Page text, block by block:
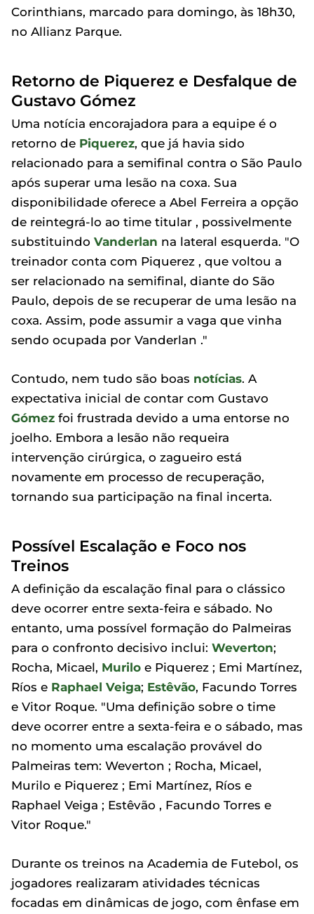
Corinthians, marcado para domingo, às 18h30,
no Allianz Parque.
Retorno de Piquerez e Desfalque de
Gustavo Gómez
Uma notícia encorajadora para a equipe é o
retorno de Piquerez, que já havia sido
relacionado para a semifinal contra o São Paulo
após superar uma lesão na coxa. Sua
disponibilidade oferece a Abel Ferreira a opção
de reintegrá-lo ao time titular , possivelmente
substituindo Vanderlan na lateral esquerda. "O
treinador conta com Piquerez , que voltou a
ser relacionado na semifinal, diante do São
Paulo, depois de se recuperar de uma lesão na
coxa. Assim, pode assumir a vaga que vinha
sendo ocupada por Vanderlan ."
Contudo, nem tudo são boas notícias. A
expectativa inicial de contar com Gustavo
Gómez foi frustrada devido a uma entorse no
joelho. Embora a lesão não requeira
intervenção cirúrgica, o zagueiro está
novamente em processo de recuperação,
tornando sua participação na final incerta.
Possível Escalação e Foco nos
Treinos
A definição da escalação final para o clássico
deve ocorrer entre sexta-feira e sábado. No
entanto, uma possível formação do Palmeiras
para o confronto decisivo inclui: Weverton;
Rocha, Micael, Murilo e Piquerez ; Emi Martínez,
Ríos e Raphael Veiga; Estêvão, Facundo Torres
e Vitor Roque. "Uma definição sobre o time
deve ocorrer entre a sexta-feira e o sábado, mas
no momento uma escalação provável do
Palmeiras tem: Weverton ; Rocha, Micael,
Murilo e Piquerez ; Emi Martínez, Ríos e
Raphael Veiga ; Estêvão , Facundo Torres e
Vitor Roque."
Durante os treinos na Academia de Futebol, os
jogadores realizaram atividades técnicas
focadas em dinâmicas de jogo, com ênfase em